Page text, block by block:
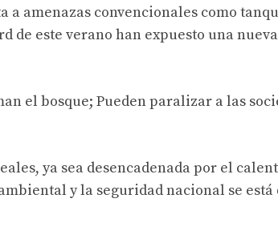
a amenazas convencionales como
de este verano han expuesto una
el bosque; Pueden paralizar a las
ya sea desencadenada por el
y la seguridad nacional se está